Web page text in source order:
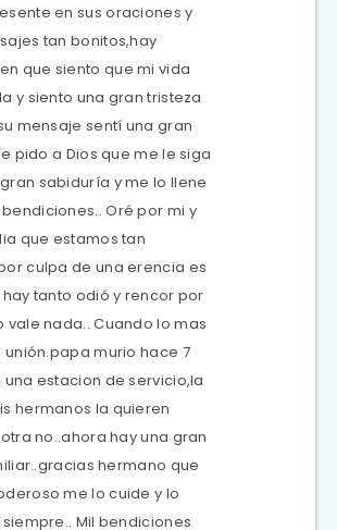
en sus oraciones y
tan bonitos,hay
que siento que mi vida
y siento una gran tristeza
mensaje sentí una gran
pido a Dios que me le siga
sabiduría y me lo llene
Oré por mi y
que estamos tan
culpa de una erencia es
tanto odió y rencor por
vale nada.. Cuando lo mas
unión.papa murio hace 7
una estacion de servicio,la
hermanos la quieren
no..ahora hay una gran
hermano que
me lo cuide y lo
Mil bendiciones